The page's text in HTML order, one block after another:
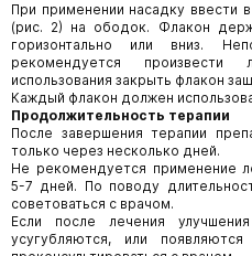
При применении насадку ввести
(рис. 2) на ободок. Флакон
горизонтально или вниз.
рекомендуется
использования закрыть флакон
Каждый флакон должен
Продолжительность терапии
После завершения терапии
только через несколько дней.
Не рекомендуется применение
5-7 дней. По поводу
советоваться с врачом.
Если после лечения
усугубляются, или